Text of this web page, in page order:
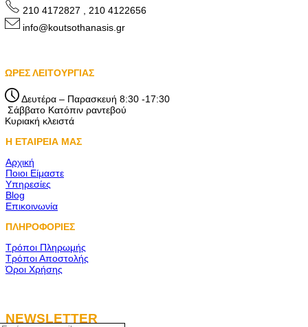
210 4172827 , 210 4122656
info@koutsothanasis.gr
ΩΡΕΣ ΛΕΙΤΟΥΡΓΙΑΣ
Δευτέρα – Παρασκευή 8:30 -17:30
Σάββατο Κατόπιν ραντεβού
Κυριακή κλειστά
Η ΕΤΑΙΡΕΙΑ ΜΑΣ
Αρχική
Ποιοι Είμαστε
Υπηρεσίες
Blog
Επικοινωνία
ΠΛΗΡΟΦΟΡΙΕΣ
Τρόποι Πληρωμής
Τρόποι Αποστολής
Όροι Χρήσης
NEWSLETTER